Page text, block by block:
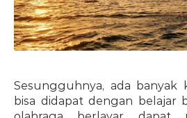
Sesungguhnya, ada banyak
bisa didapat dengan belajar